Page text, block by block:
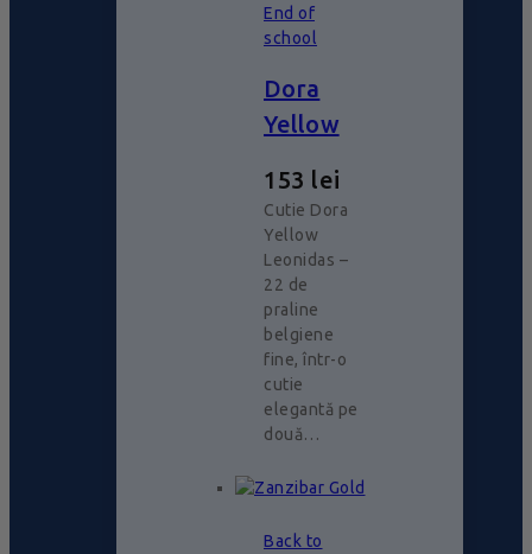
End of
school
Dora
Yellow
153 lei
Cutie Dora
Yellow
Leonidas –
22 de
praline
belgiene
fine, într-o
cutie
elegantă pe
două…
Back to